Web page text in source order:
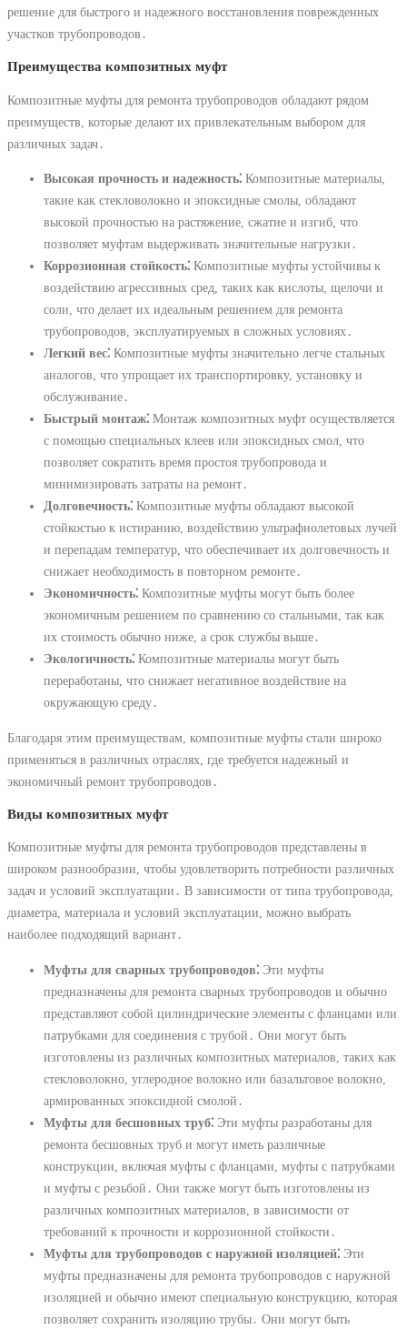
решение для быстрого и надежного восстановления поврежденных
участков трубопроводов․
Преимущества композитных муфт
Композитные муфты для ремонта трубопроводов обладают рядом
преимуществ, которые делают их привлекательным выбором для
различных задач․
Высокая прочность и надежность⁚ Композитные материалы,
такие как стекловолокно и эпоксидные смолы, обладают
высокой прочностью на растяжение, сжатие и изгиб, что
позволяет муфтам выдерживать значительные нагрузки․
Коррозионная стойкость⁚ Композитные муфты устойчивы к
воздействию агрессивных сред, таких как кислоты, щелочи и
соли, что делает их идеальным решением для ремонта
трубопроводов, эксплуатируемых в сложных условиях․
Легкий вес⁚ Композитные муфты значительно легче стальных
аналогов, что упрощает их транспортировку, установку и
обслуживание․
Быстрый монтаж⁚ Монтаж композитных муфт осуществляется
с помощью специальных клеев или эпоксидных смол, что
позволяет сократить время простоя трубопровода и
минимизировать затраты на ремонт․
Долговечность⁚ Композитные муфты обладают высокой
стойкостью к истиранию, воздействию ультрафиолетовых лучей
и перепадам температур, что обеспечивает их долговечность и
снижает необходимость в повторном ремонте․
Экономичность⁚ Композитные муфты могут быть более
экономичным решением по сравнению со стальными, так как
их стоимость обычно ниже, а срок службы выше․
Экологичность⁚ Композитные материалы могут быть
переработаны, что снижает негативное воздействие на
окружающую среду․
Благодаря этим преимуществам, композитные муфты стали широко
применяться в различных отраслях, где требуется надежный и
экономичный ремонт трубопроводов․
Виды композитных муфт
Композитные муфты для ремонта трубопроводов представлены в
широком разнообразии, чтобы удовлетворить потребности различных
задач и условий эксплуатации․ В зависимости от типа трубопровода,
диаметра, материала и условий эксплуатации, можно выбрать
наиболее подходящий вариант․
Муфты для сварных трубопроводов⁚ Эти муфты
предназначены для ремонта сварных трубопроводов и обычно
представляют собой цилиндрические элементы с фланцами или
патрубками для соединения с трубой․ Они могут быть
изготовлены из различных композитных материалов, таких как
стекловолокно, углеродное волокно или базальтовое волокно,
армированных эпоксидной смолой․
Муфты для бесшовных труб⁚ Эти муфты разработаны для
ремонта бесшовных труб и могут иметь различные
конструкции, включая муфты с фланцами, муфты с патрубками
и муфты с резьбой․ Они также могут быть изготовлены из
различных композитных материалов, в зависимости от
требований к прочности и коррозионной стойкости․
Муфты для трубопроводов с наружной изоляцией⁚ Эти
муфты предназначены для ремонта трубопроводов с наружной
изоляцией и обычно имеют специальную конструкцию, которая
позволяет сохранить изоляцию трубы․ Они могут быть